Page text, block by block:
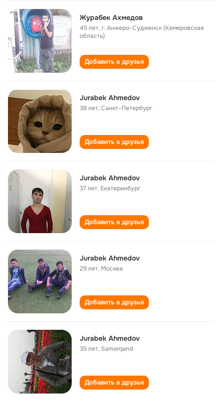
Журабек Ахмедов
45 лет,г. Анжеро-Судженск (Кемеровская
область)
Добавить в друзья
Jurabek Ahmedov
38 лет,Санкт-Петербург
Добавить в друзья
Jurabek Ahmedov
37 лет, Екатеринбург
Добавить в друзья
Jurabek Ahmedov
29 лет, Москва
Добавить в друзья
Jurabek Ahmedov
35 лет, Samarqand
Добавить в друзья